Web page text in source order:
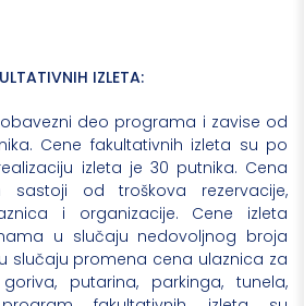
IZLETA:
obavezni deo programa i zavise od
Cene fakultativnih izleta su po
izleta je 30 putnika. Cena
sastoji od troškova rezervacije,
i organizacije. Cene izleta
u slučaju nedovoljnog broja
slučaju promena cena ulaznica za
putarina, parkinga, tunela,